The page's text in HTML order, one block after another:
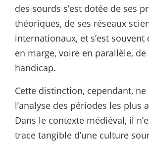
des sourds s’est dotée de ses
théoriques, de ses réseaux
internationaux, et s’est souvent
en marge, voire en parallèle, de
handicap.
Cette distinction, cependant, ne
l’analyse des périodes les plus
Dans le contexte médiéval, il
trace tangible d’une culture